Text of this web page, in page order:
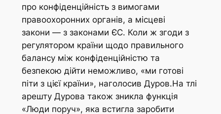
про конфіденційність з вимогами
правоохоронних органів, а місцеві
закони — з законами ЄС. Коли ж згоди з
регулятором країни щодо правильного
балансу між конфіденційністю та
безпекою дійти неможливо, «ми готові
піти з цієї країни», наголосив Дуров.На тлі
арешту Дурова також зникла функція
«Люди поруч», яка встигла заробити